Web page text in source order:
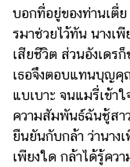
บอกที่อยู่ของท่านเตี่
รมาช่วยไว้ทัน นางเ
เสียชีวิต ส่วนอังเดร
เธอจึงตอบแทนบุญคุ
แบเบาะ จนแมรี่เข้า
ความสัมพันธ์ฉันชู้สา
ยืนยันกับกล้า ว่านาง
เพียงใด กล้าได้รู้คว